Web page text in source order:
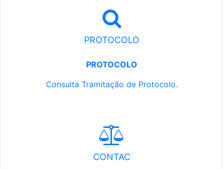
PROTOCOLO
PROTOCOLO
Consulta Tramitação de Protocolo.
CONTAC